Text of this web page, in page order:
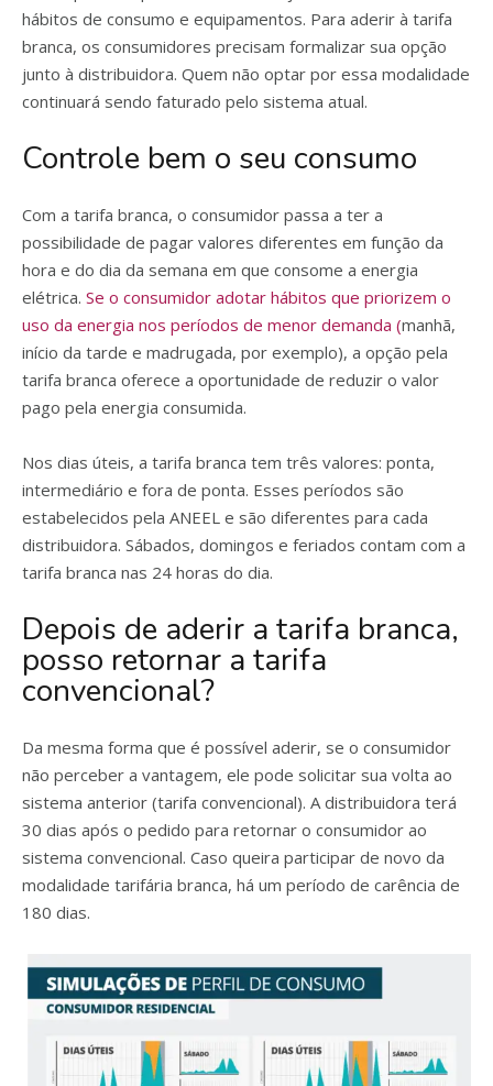
hábitos de consumo e equipamentos. Para aderir à tarifa
branca, os consumidores precisam formalizar sua opção
junto à distribuidora. Quem não optar por essa modalidade
continuará sendo faturado pelo sistema atual.
Controle bem o seu consumo
Com a tarifa branca, o consumidor passa a ter a
possibilidade de pagar valores diferentes em função da
hora e do dia da semana em que consome a energia
elétrica. Se o consumidor adotar hábitos que priorizem o
uso da energia nos períodos de menor demanda (manhã,
início da tarde e madrugada, por exemplo), a opção pela
tarifa branca oferece a oportunidade de reduzir o valor
pago pela energia consumida.
Nos dias úteis, a tarifa branca tem três valores: ponta,
intermediário e fora de ponta. Esses períodos são
estabelecidos pela ANEEL e são diferentes para cada
distribuidora. Sábados, domingos e feriados contam com a
tarifa branca nas 24 horas do dia.
Depois de aderir a tarifa branca,
posso retornar a tarifa
convencional?
Da mesma forma que é possível aderir, se o consumidor
não perceber a vantagem, ele pode solicitar sua volta ao
sistema anterior (tarifa convencional). A distribuidora terá
30 dias após o pedido para retornar o consumidor ao
sistema convencional. Caso queira participar de novo da
modalidade tarifária branca, há um período de carência de
180 dias.